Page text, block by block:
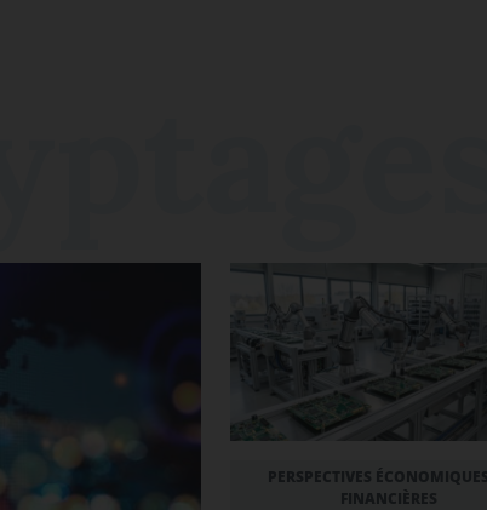
PERSPECTIVES
FINANCIÈRES